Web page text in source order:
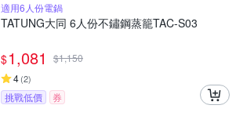
適用6人份電鍋
TATUNG大同 6人份不鏽鋼蒸籠TAC-S03
$1,081 $1,150
4(2)
挑戰低價 券